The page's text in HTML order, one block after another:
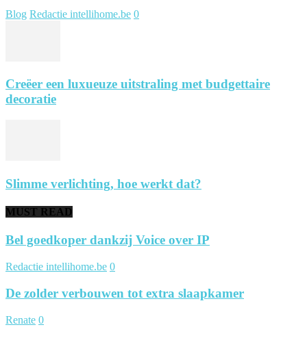
Blog Redactie intellihome.be 0
Creëer een luxueuze uitstraling met budgettaire
decoratie
Slimme verlichting, hoe werkt dat?
MUST READ
Bel goedkoper dankzij Voice over IP
Redactie intellihome.be 0
De zolder verbouwen tot extra slaapkamer
Renate 0